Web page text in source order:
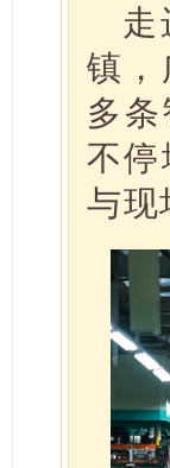
走
镇，
多
不停
与现